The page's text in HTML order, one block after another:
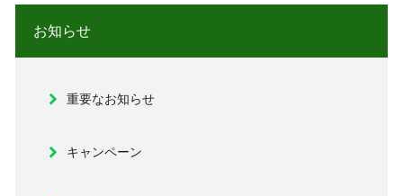
お知らせ
重要なお知らせ
キャンペーン